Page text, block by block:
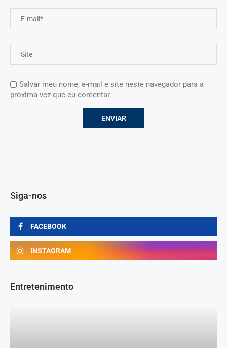
Salvar meu nome, e-mail e site neste navegador para a
próxima vez que eu comentar.
Siga-nos
FACEBOOK
INSTAGRAM
Entretenimento